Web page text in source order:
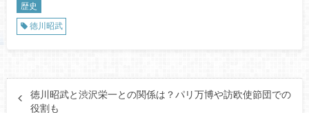
歴史
徳川昭武
徳川昭武と渋沢栄一との関係は？パリ万博や訪欧使節団での
役割も